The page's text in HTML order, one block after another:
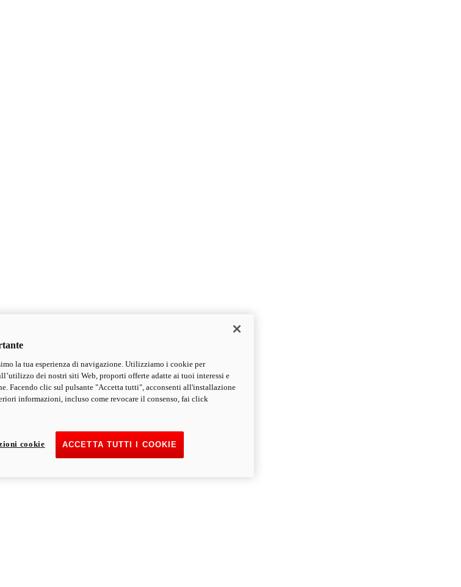
la tua esperienza di navigazione. Utilizziamo i cookie per
dei nostri siti Web, proporti offerte adatte ai tuoi interessi e
Facendo clic sul pulsante "Accetta tutti", acconsenti all'installazione
informazioni, incluso come revocare il consenso, fai click
ACCETTA TUTTI I COOKIE
cookie